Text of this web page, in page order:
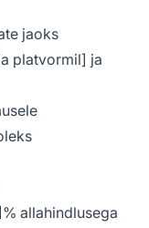
jaoks
platvormil] ja
allahindlusega